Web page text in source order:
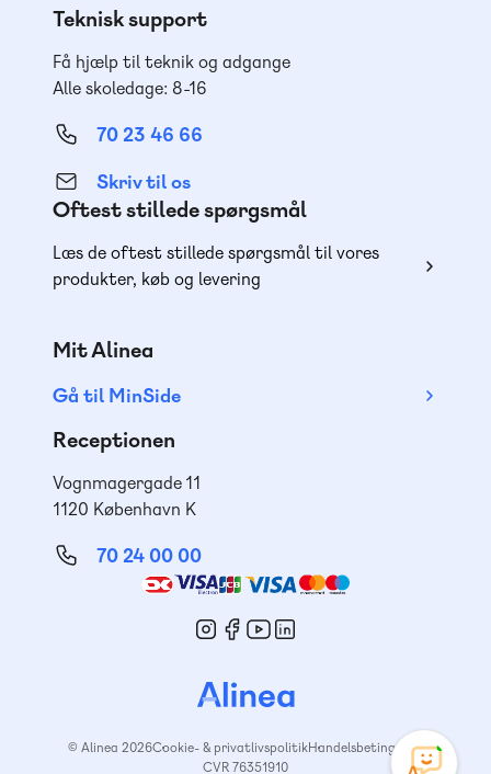
Teknisk support
Få hjælp til teknik og adgange
Alle skoledage: 8-16
70 23 46 66
Skriv til os
Oftest stillede spørgsmål
Læs de oftest stillede spørgsmål til vores
produkter, køb og levering
Mit Alinea
Gå til MinSide
Receptionen
Vognmagergade 11
1120 København K
70 24 00 00
© Alinea 2026Cookie- & privatlivspolitikHandelsbetingelser
CVR 76351910